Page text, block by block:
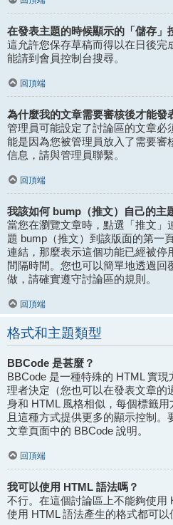
在發表主題的時候顯示的「儲存」
這允許您保存草稿而得以在日後完
能請到會員控制台搜尋。
回頂端
為什麼我的文章需要審核後才能發
管理員可能設定了討論區的文章必
能是因為您被管理員放入了需要審
信息，請與管理員聯繫。
回頂端
我該如何 bump（推文）自己的主
當您在瀏覽文章時，點選「推文」
題 bump（推文）到該版面的第一
連結，那麼表示這個功能已經被停
間隔時間。您也可以簡單地透過回
做，請確實遵守討論區的規則。
回頂端
格式和主題類型
BBCode 是甚麼？
BBCode 是一種特殊的 HTML 實
理者決定（您也可以在發表文章的
身和 HTML 風格相似，每個標籤
且這種方式提供更多的顯示控制
文章頁面中的 BBCode 說明。
回頂端
我可以使用 HTML 語法嗎？
不行。在這個討論區上不能夠使用
使用 HTML 語法產生的格式都可以